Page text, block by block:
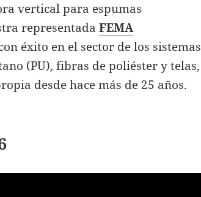
vertical para espumas
representadaFEMA
éxito en el sector de los sistemas
(PU), fibras de poliéster y telas,
desde hace más de 25 años.